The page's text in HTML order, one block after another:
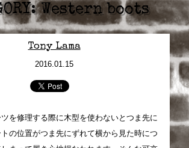
Western boots
Tony Lama
2016.01.15
を修理する際に木型を使わないとつま先に
の位置がつま先にずれて横から見た時につ